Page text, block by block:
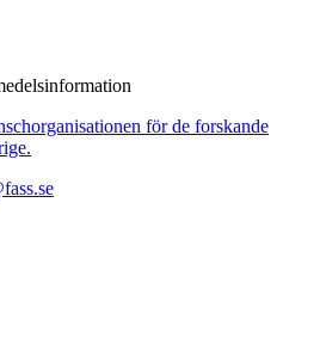
för de forskande